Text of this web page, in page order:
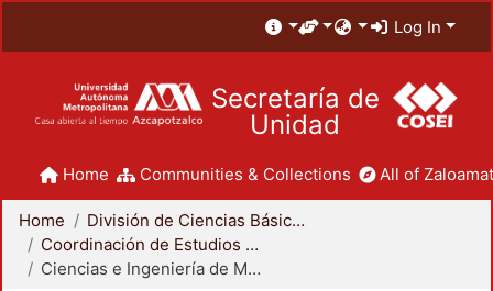
Log In
Secretaría de
Unidad
Home Communities & Collections All of
Home
División de Ciencias Básicas e Ingeniería
Coordinación de Estudios de Posgrado - CBI
Ciencias e Ingeniería de Materiales